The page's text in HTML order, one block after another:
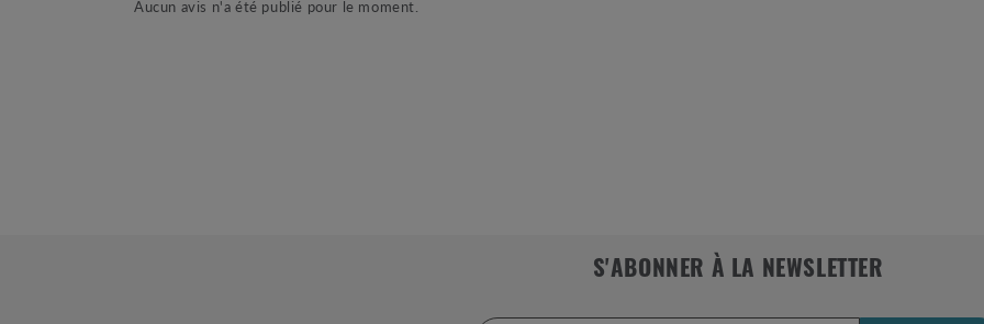
Aucun avis n'a été publié pour le moment.
S'ABONNER À LA NEWSLETTER